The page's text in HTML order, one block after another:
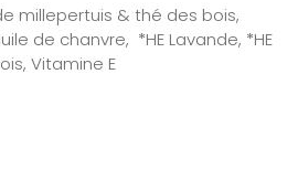
millepertuis & thé des bois,
de chanvre, *HE Lavande, *HE
Vitamine E